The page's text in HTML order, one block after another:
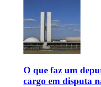
O que faz um
cargo em disputa